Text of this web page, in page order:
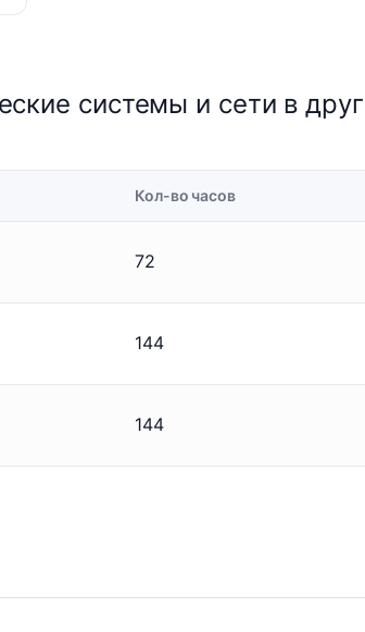
системы и сети в
Кол-во часов
72
144
144